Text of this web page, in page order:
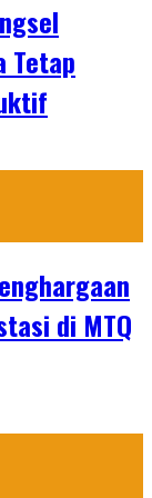
Tetap
di MTQ